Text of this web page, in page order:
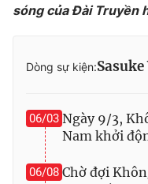
Video
VTV Money
VTV Sức khoẻ
sóng của Đài Truyền
Dòng sự kiện:
06/03 Ngày 9/3,
Nam khởi
06/08 Chờ đợi